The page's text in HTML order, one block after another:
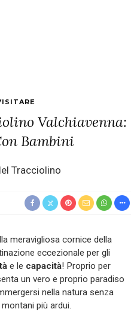
Valchiavenna:
Bambini
meravigliosa cornice della
eccezionale per gli
e le capacità! Proprio per
un vero e proprio paradiso
nella natura senza
montani più ardui.